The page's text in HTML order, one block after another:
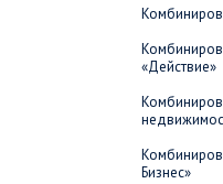
«Действие»
Бизнес»